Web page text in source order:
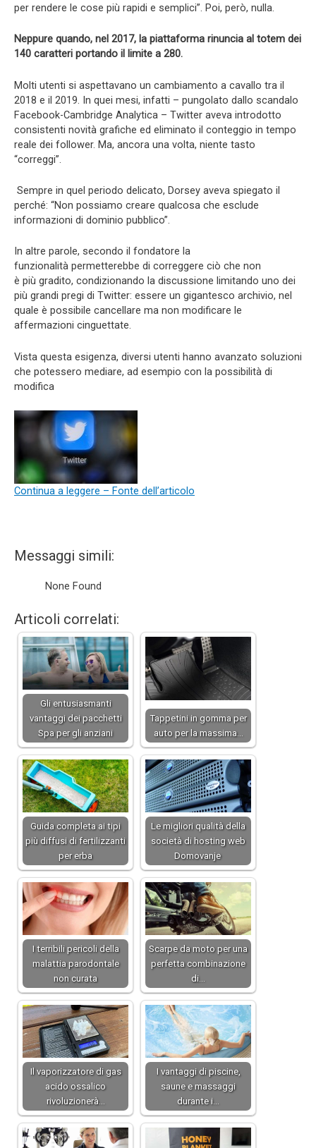
per rendere le cose più rapidi e semplici”. Poi, però, nulla.
Neppure quando, nel 2017, la piattaforma rinuncia al totem dei
140 caratteri portando il limite a 280.
Molti utenti si aspettavano un cambiamento a cavallo tra il
2018 e il 2019. In quei mesi, infatti – pungolato dallo scandalo
Facebook-Cambridge Analytica – Twitter aveva introdotto
consistenti novità grafiche ed eliminato il conteggio in tempo
reale dei follower. Ma, ancora una volta, niente tasto
“correggi”.
Sempre in quel periodo delicato, Dorsey aveva spiegato il
perché: “Non possiamo creare qualcosa che esclude
informazioni di dominio pubblico”.
In altre parole, secondo il fondatore la
funzionalità permetterebbe di correggere ciò che non
è più gradito, condizionando la discussione limitando uno dei
più grandi pregi di Twitter: essere un gigantesco archivio, nel
quale è possibile cancellare ma non modificare le
affermazioni cinguettate.
Vista questa esigenza, diversi utenti hanno avanzato soluzioni
che potessero mediare, ad esempio con la possibilità di
modifica
Continua a leggere – Fonte dell’articolo
Messaggi simili:
None Found
Articoli correlati:
Gli entusiasmanti
vantaggi dei pacchetti
Spa per gli anziani
Tappetini in gomma per
auto per la massima…
Guida completa ai tipi
più diffusi di fertilizzanti
per erba
Le migliori qualità della
società di hosting web
Domovanje
I terribili pericoli della
malattia parodontale
non curata
Scarpe da moto per una
perfetta combinazione
di…
Il vaporizzatore di gas
acido ossalico
rivoluzionerà…
I vantaggi di piscine,
saune e massaggi
durante i…